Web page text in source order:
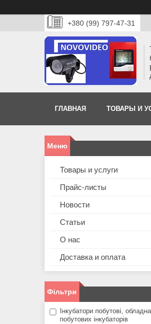
+380 (99) 797-47-31
ГЛАВНАЯ ТОВАРЫ И
Товары и услуги
Прайс-листы
Новости
Статьи
О нас
Доставка и оплата
Фільтри
Інкубатори побутові,
побутових інкубаторів